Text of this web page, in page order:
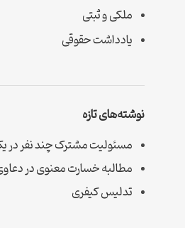
ملکی و ثبتی
یادداشت حقوقی
نوشته‌های تازه
مسئولیت مشترک چند نفر در
مطالبه خسارت معنوی در
تدلیس کیفری